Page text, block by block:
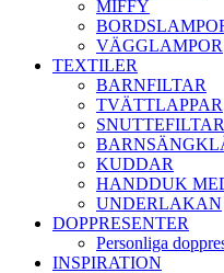
MIFFY
VÄGGLAMPOR
TEXTILER
BARNFILTAR
TVÄTTLAPPAR
SNUTTEFILTAR
KUDDAR
HANDDUK
UNDERLAKAN
DOPPRESENTER
Personliga
INSPIRATION